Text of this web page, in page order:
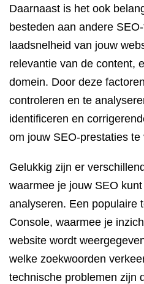
Daarnaast is het ook
besteden aan andere
laadsnelheid van jouw
relevantie van de content,
domein. Door deze
controleren en te
identificeren en
om jouw SEO-prestaties te
Gelukkig zijn er
waarmee je jouw SEO
analyseren. Een populaire
Console, waarmee je
website wordt
welke zoekwoorden
technische problemen zijn